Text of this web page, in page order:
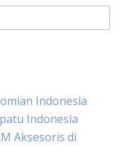
Indonesia
Indonesia
Aksesoris di